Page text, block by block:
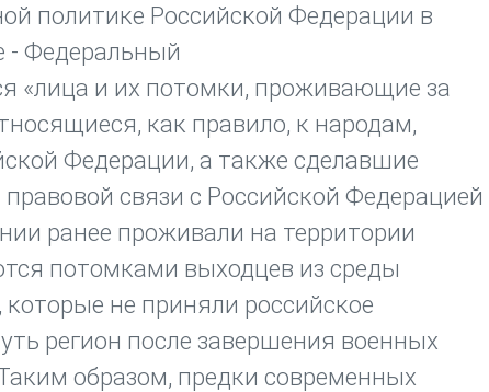
политике Российской Федерации в
- Федеральный
«лица и их потомки, проживающие за
как правило, к народам,
Федерации, а также сделавшие
связи с Российской Федерацией
ранее проживали на территории
потомками выходцев из среды
не приняли российское
регион после завершения военных
образом, предки современных